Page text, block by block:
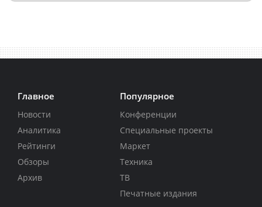
Главное
Новости
Аналитика
Рейтинги
Обзоры
Архив
Популярное
Конференции
Специальные проекты
Маркет
Техника
ТВ
Печатные издания